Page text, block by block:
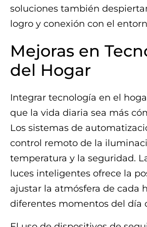
soluciones también
logro y conexión con el
Mejoras en
del Hogar
Integrar tecnología en el
que la vida diaria sea más
Los sistemas de
control remoto de la
temperatura y la seguridad.
luces inteligentes ofrece la
ajustar la atmósfera de cada
diferentes momentos del día